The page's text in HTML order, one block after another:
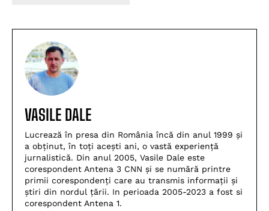
VASILE DALE
Lucrează în presa din România încă din anul 1999 și
a obținut, în toți acești ani, o vastă experiență
jurnalistică. Din anul 2005, Vasile Dale este
corespondent Antena 3 CNN și se numără printre
primii corespondenți care au transmis informații și
știri din nordul țării. In perioada 2005-2023 a fost si
corespondent Antena 1.